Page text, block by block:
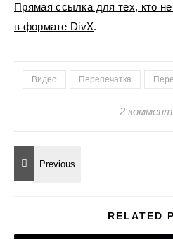
Прямая ссылка для тех, кто
в формате DivX.
Видео Перепечатка
2
RELATED